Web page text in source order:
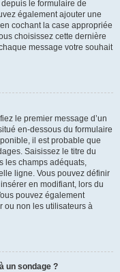
le formulaire de
également ajouter une
cochant la case appropriée
choisissez cette dernière
message votre souhait
le premier message d’un
en-dessous du formulaire
il est probable que
Saisissez le titre du
les champs adéquats,
ligne. Vous pouvez définir
en modifiant, lors du
pouvez également
ou non les utilisateurs à
un sondage ?